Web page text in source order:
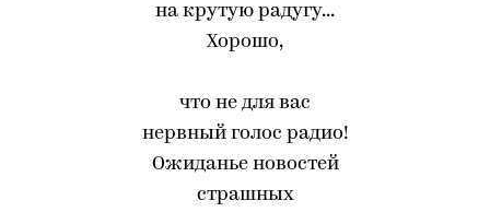
на крутую радугу...
Хорошо,
что не для вас
нервный голос радио!
Ожиданье новостей
страшных